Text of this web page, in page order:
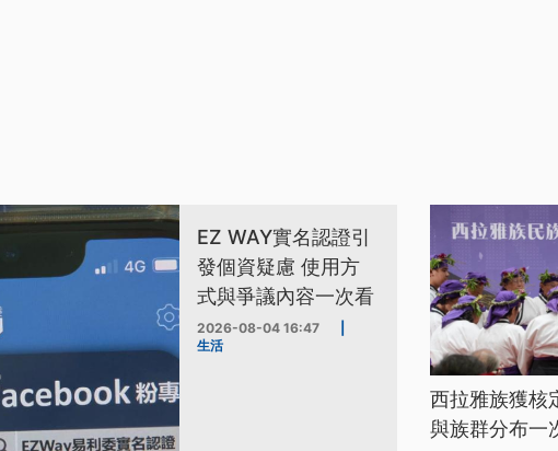
EZ WAY實名認證引
發個資疑慮 使用方
式與爭議內容一次看
2026-08-04 16:47
生活
西拉雅族獲核
與族群分布一